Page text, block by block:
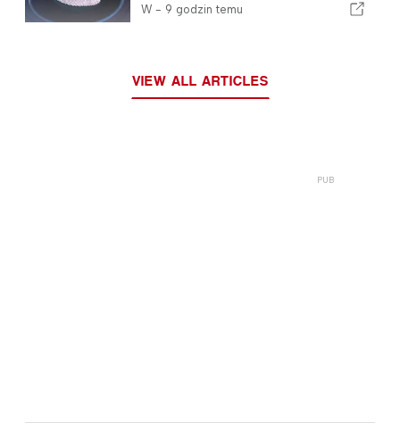
kontrolami odcisków palców
W - 9 godzin temu
VIEW ALL ARTICLES